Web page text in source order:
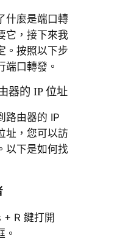
什麼是端口轉
它，接下來我
。按照以下步
端口轉發。
器的 IP 位址
路由器的 IP
址，您可以訪
以下是如何找
R 鍵打開
。